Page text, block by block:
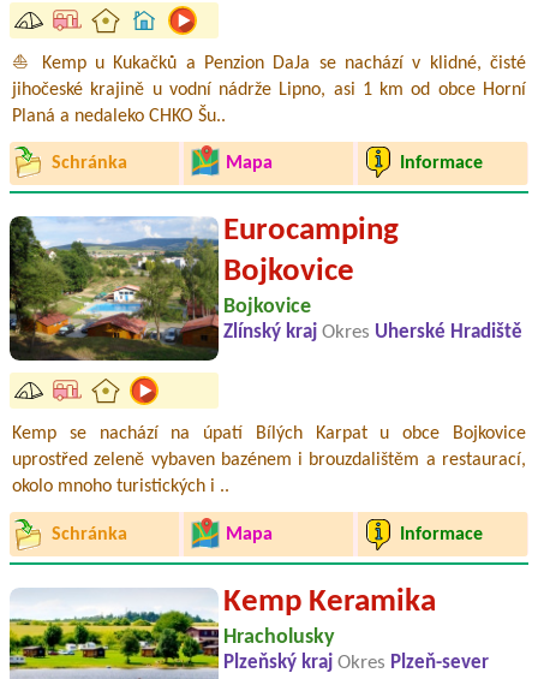
⛵ Kemp u Kukačků a Penzion DaJa se nachází v klidné, čisté
jihočeské krajině u vodní nádrže Lipno, asi 1 km od obce Horní
Planá a nedaleko CHKO Šu..
Schránka Mapa Informace
Eurocamping
Bojkovice
Bojkovice
Zlínský kraj Okres Uherské Hradiště
Kemp se nachází na úpatí Bílých Karpat u obce Bojkovice
uprostřed zeleně vybaven bazénem i brouzdalištěm a restaurací,
okolo mnoho turistických i ..
Schránka Mapa Informace
Kemp Keramika
Hracholusky
Plzeňský kraj Okres Plzeň-sever